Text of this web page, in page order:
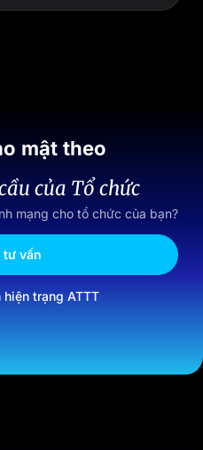
mật theo
của Tổ chức
mạng cho tổ chức của bạn?
tư vấn
trạng ATTT